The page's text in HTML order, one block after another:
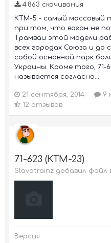
4 863 скачивания
КТМ-5 - самый массовый
при том, что вагон не
Трамваи этой модели
всех городах Союза и до
собой основной парк
Украины. Кроме того, 71-
называется согласно...
21 сентября, 2014
9
12 отзывов
71-623 (КТМ-23)
Slavatrainz добавил файл
Версия